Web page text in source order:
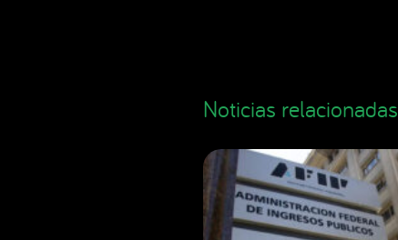
Noticias relacionadas